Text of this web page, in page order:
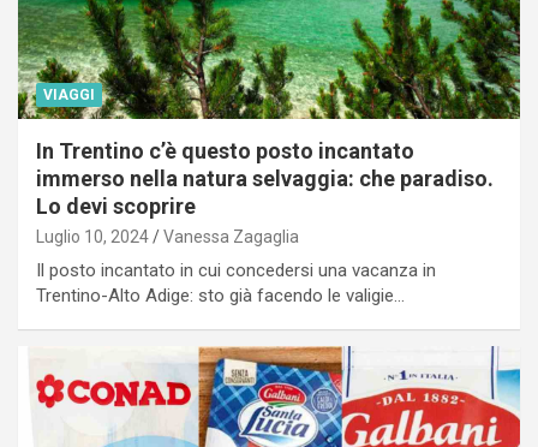
VIAGGI
In Trentino c’è questo posto incantato
immerso nella natura selvaggia: che paradiso.
Lo devi scoprire
Luglio 10, 2024 Vanessa Zagaglia
Il posto incantato in cui concedersi una vacanza in
Trentino-Alto Adige: sto già facendo le valigie…